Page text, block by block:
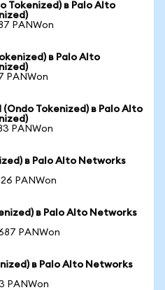
Tokenized) в Palo Alto
PANWon
в Palo Alto
PANWon
Tokenized) в Palo Alto
PANWon
в Palo Alto Networks
PANWon
в Palo Alto Networks
PANWon
в Palo Alto Networks
PANWon